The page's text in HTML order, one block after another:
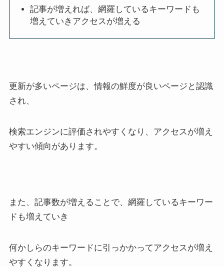
記事が増えれば、網羅しているキーワードも
増えていきアクセスが増える
更新が多いページは、情報の鮮度が良いページと認識
され、
検索エンジンに評価されやすくなり、アクセスが増え
やすい傾向があります。
また、記事数が増えることで、網羅しているキーワー
ドも増えていき
何かしらのキーワードに引っかかってアクセスが増え
やすくなります。